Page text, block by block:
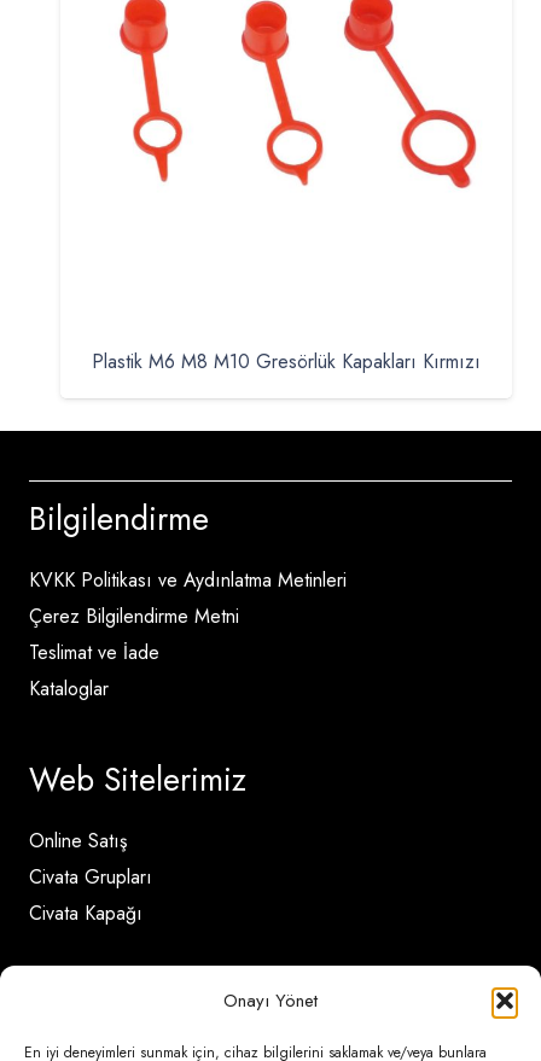
Onayı Yönet
En iyi deneyimleri sunmak için, cihaz bilgilerini saklamak ve/veya bunlara
Plastik M6 M8 M10 Gresörlük Kapakları Kırmızı
Bilgilendirme
KVKK Politikası ve Aydınlatma Metinleri
Çerez Bilgilendirme Metni
Teslimat ve İade
Kataloglar
Web Sitelerimiz
Online Satış
Civata Grupları
Civata Kapağı
İletişim Detayları